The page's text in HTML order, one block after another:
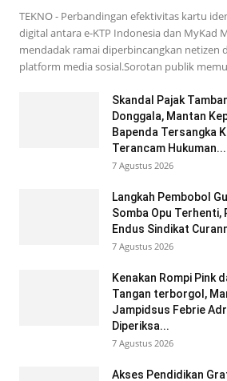
TEKNO - Perbandingan efektivitas kartu
digital antara e-KTP Indonesia dan MyKad
mendadak ramai diperbincangkan netizen
platform media sosial.Sorotan publik
Skandal Pajak
Donggala, Mantan
Bapenda Tersangka
Terancam Hukuman...
7 Agustus 2026
Langkah Pembobol
Somba Opu Terhenti,
Endus Sindikat
7 Agustus 2026
Kenakan Rompi Pink
Tangan terborgol,
Jampidsus Febrie
Diperiksa...
7 Agustus 2026
Akses Pendidikan